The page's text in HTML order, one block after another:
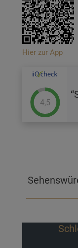
Hier zur App
4,5